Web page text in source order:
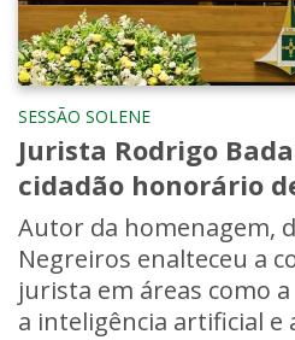
SESSÃO SOLENE
Jurista Rodrigo
cidadão honorário
Autor da homenagem,
Negreiros enalteceu a
jurista em áreas como
a inteligência artificial e